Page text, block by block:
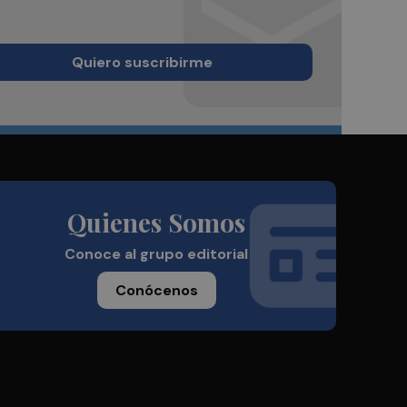
Quiero suscribirme
Quienes Somos
Conoce al grupo editorial
Conócenos